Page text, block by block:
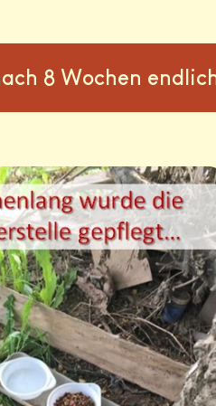
8 Wochen